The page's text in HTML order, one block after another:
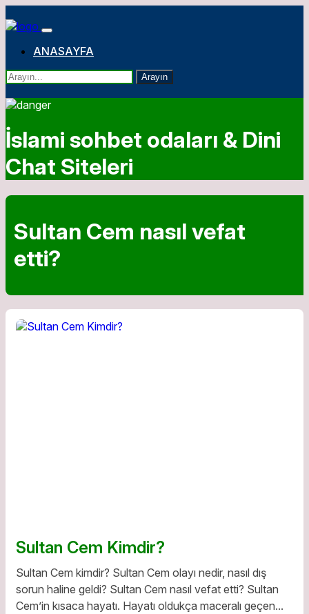
ANASAYFA
Arayın
İslami sohbet odaları & Dini
Chat Siteleri
Sultan Cem nasıl vefat
etti?
Sultan Cem Kimdir?
Sultan Cem kimdir? Sultan Cem olayı nedir, nasıl dış
sorun haline geldi? Sultan Cem nasıl vefat etti? Sultan
Cem’in kısaca hayatı. Hayatı oldukça maceralı geçen...